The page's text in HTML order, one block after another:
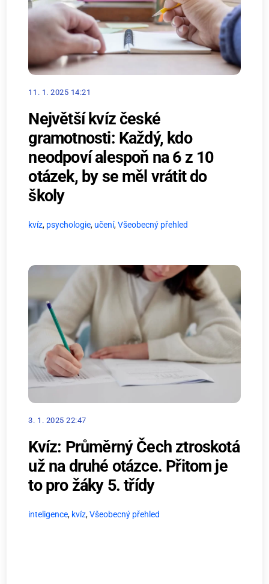
11. 1. 2025 14:21
Největší kvíz české
gramotnosti: Každý, kdo
neodpoví alespoň na 6 z 10
otázek, by se měl vrátit do
školy
kvíz, psychologie, učení,Všeobecný přehled
3. 1. 2025 22:47
Kvíz: Průměrný Čech ztroskotá
už na druhé otázce. Přitom je
to pro žáky 5. třídy
inteligence, kvíz,Všeobecný přehled